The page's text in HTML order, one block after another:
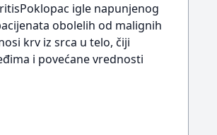
igle napunjenog
obolelih od malignih
krv iz srca u telo, čiji
i povećane vrednosti